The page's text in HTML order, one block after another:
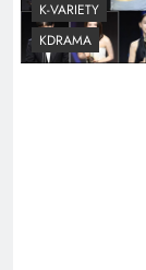
K-VARIETY
KDRAMA